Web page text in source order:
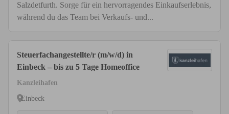
Salzdetfurth. Sorge für ein hervorragendes Einkaufserlebnis,
während du das Team bei Verkaufs- und...
Steuerfachangestellte/r (m/w/d) in
Einbeck – bis zu 5 Tage Homeoffice
Kanzleihafen
Einbeck